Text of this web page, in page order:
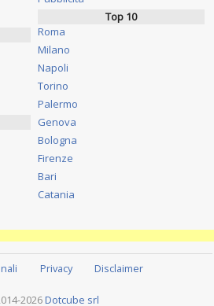
Top 10
Roma
Milano
Napoli
Torino
Palermo
Genova
Bologna
Firenze
Bari
Catania
Privacy Disclaimer
2026 Dotcube srl